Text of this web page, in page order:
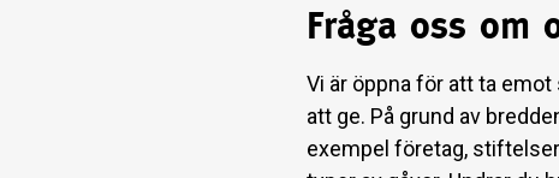
Fråga oss om
Vi är öppna för att ta
att ge. På grund av
exempel företag,